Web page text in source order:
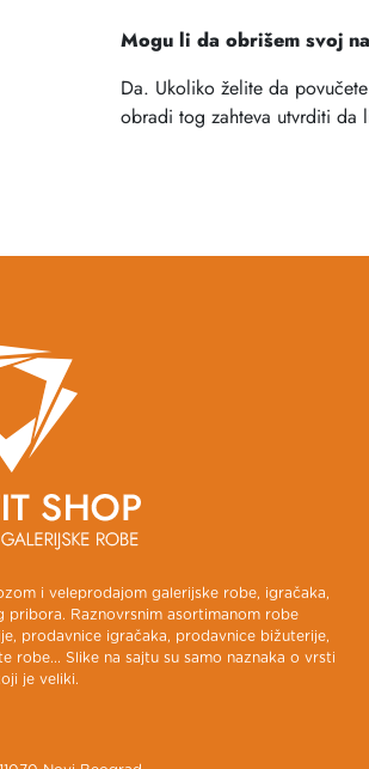
Mogu li da obrišem svoj
Da. Ukoliko želite da
obradi tog zahteva utvrditi da
i veleprodajom galerijske robe, igračaka,
pribora. Raznovrsnim asortimanom robe
prodavnice igračaka, prodavnice bižuterije,
robe... Slike na sajtu su samo naznaka o vrsti
je veliki.